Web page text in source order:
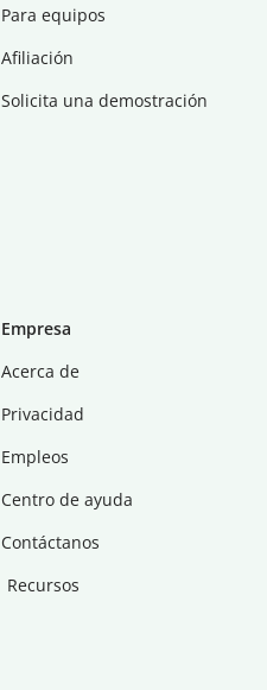
Para equipos
Afiliación
Solicita una demostración
Empresa
Acerca de
Privacidad
Empleos
Centro de ayuda
Contáctanos
Recursos